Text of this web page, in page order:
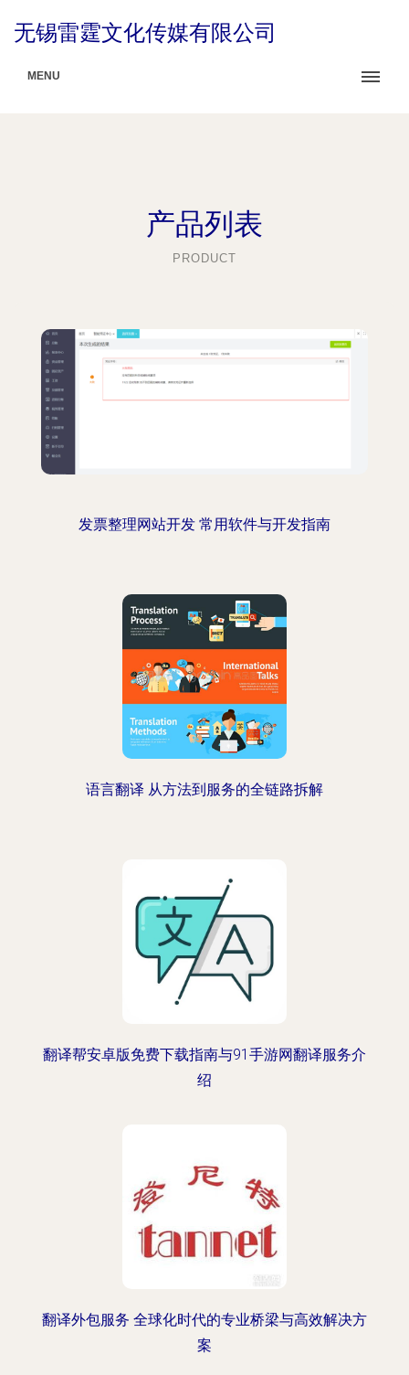
无锡雷霆文化传媒有限公司
MENU
产品列表
PRODUCT
发票整理网站开发 常用软件与开发指南
语言翻译 从方法到服务的全链路拆解
翻译帮安卓版免费下载指南与91手游网翻译服务介
绍
翻译外包服务 全球化时代的专业桥梁与高效解决方
案